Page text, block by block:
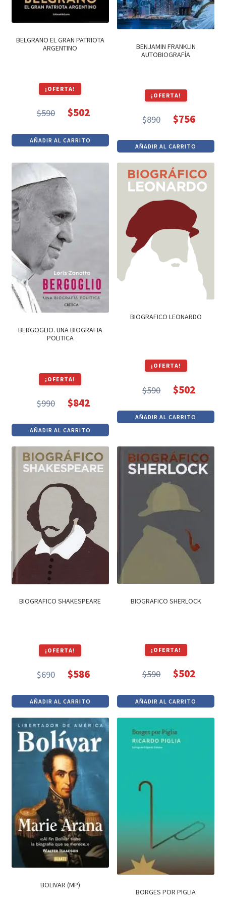
BELGRANO EL GRAN PATRIOTA
ARGENTINO
¡OFERTA!
$590
precio
original
era:
$590.
$502
precio
actual
es:
$502.
AÑADIR AL CARRITO
BENJAMIN FRANKLIN
AUTOBIOGRAFÍA
¡OFERTA!
$890
precio
original
era:
$890.
$756
precio
actual
es:
$756.
AÑADIR AL CARRITO
BERGOGLIO. UNA BIOGRAFIA
POLITICA
¡OFERTA!
$990
precio
original
era:
$990.
$842
precio
actual
es:
$842.
AÑADIR AL CARRITO
BIOGRAFICO LEONARDO
¡OFERTA!
$590
precio
original
$590.
$502
precio
actual
$502.
AÑADIR AL CARRITO
BIOGRAFICO SHAKESPEARE
¡OFERTA!
$690
precio
original
era:
$690.
$586
precio
actual
es:
$586.
AÑADIR AL CARRITO
BIOGRAFICO SHERLOCK
¡OFERTA!
$590
precio
original
era:
$590.
$502
precio
actual
es:
$502.
AÑADIR AL CARRITO
BOLIVAR (MP)
BORGES POR PIGLIA